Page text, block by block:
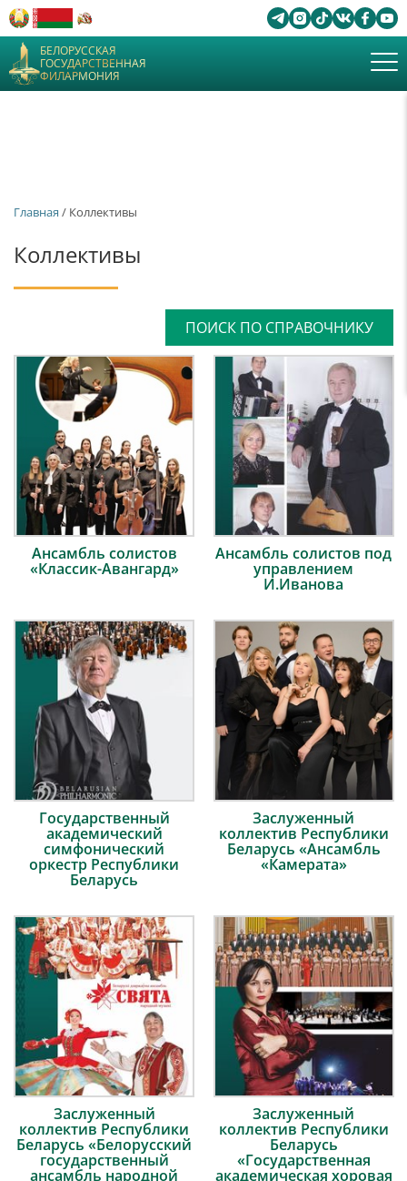
БЕЛОРУССКАЯ
ГОСУДАРСТВЕННАЯ
ФИЛАРМОНИЯ
Главная / Коллективы
Коллективы
ПОИСК ПО СПРАВОЧНИКУ
Ансамбль солистов
«Классик-Авангард»
Ансамбль солистов под
управлением
И.Иванова
Государственный
академический
симфонический
оркестр Республики
Беларусь
Заслуженный
коллектив Республики
Беларусь «Ансамбль
«Камерата»
Заслуженный
коллектив Республики
Беларусь «Белорусский
государственный
ансамбль народной
Заслуженный
коллектив Республики
Беларусь
«Государственная
академическая хоровая